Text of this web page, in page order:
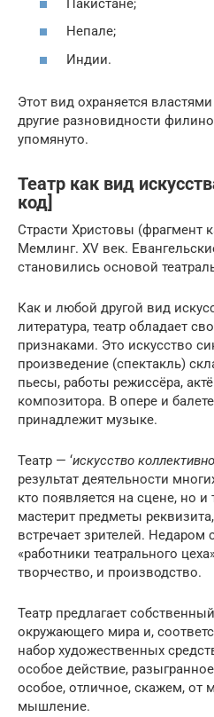
Пакистане;
Непале;
Индии.
Этот вид охраняется
другие разновидности
упомянуто.
Театр как вид
код]
Страсти Христовы (фрагмент
Мемлинг. XV век.
становились основой
Как и любой другой вид
литература, театр обладает
признаками. Это искусство
произведение (спектакль)
пьесы, работы режиссёра,
композитора. В опере и
принадлежит музыке.
Театр — ‘искусство
результат деятельности
кто появляется на сцене, но
мастерит предметы
встречает зрителей. Недаром
«работники театрального
творчество, и производство.
Театр предлагает
окружающего мира и,
набор художественных
особое действие,
особое, отличное, скажем, от
мышление.